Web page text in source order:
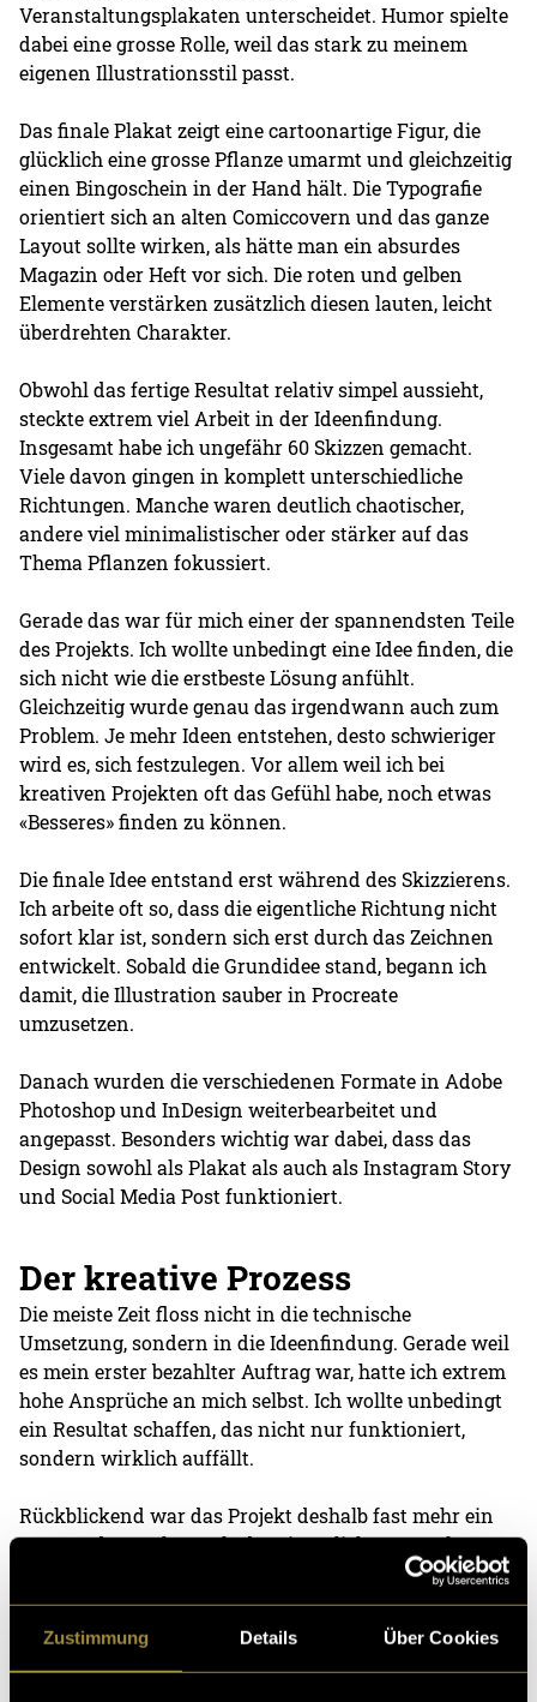
Zustimmung Details Über Cookies
Veranstaltungsplakaten unterscheidet. Humor spielte
dabei eine grosse Rolle, weil das stark zu meinem
eigenen Illustrationsstil passt.
Das finale Plakat zeigt eine cartoonartige Figur, die
glücklich eine grosse Pflanze umarmt und gleichzeitig
einen Bingoschein in der Hand hält. Die Typografie
orientiert sich an alten Comiccovern und das ganze
Layout sollte wirken, als hätte man ein absurdes
Magazin oder Heft vor sich. Die roten und gelben
Elemente verstärken zusätzlich diesen lauten, leicht
überdrehten Charakter.
Obwohl das fertige Resultat relativ simpel aussieht,
steckte extrem viel Arbeit in der Ideenfindung.
Insgesamt habe ich ungefähr 60 Skizzen gemacht.
Viele davon gingen in komplett unterschiedliche
Richtungen. Manche waren deutlich chaotischer,
andere viel minimalistischer oder stärker auf das
Thema Pflanzen fokussiert.
Gerade das war für mich einer der spannendsten Teile
des Projekts. Ich wollte unbedingt eine Idee finden, die
sich nicht wie die erstbeste Lösung anfühlt.
Gleichzeitig wurde genau das irgendwann auch zum
Problem. Je mehr Ideen entstehen, desto schwieriger
wird es, sich festzulegen. Vor allem weil ich bei
kreativen Projekten oft das Gefühl habe, noch etwas
«Besseres» finden zu können.
Die finale Idee entstand erst während des Skizzierens.
Ich arbeite oft so, dass die eigentliche Richtung nicht
sofort klar ist, sondern sich erst durch das Zeichnen
entwickelt. Sobald die Grundidee stand, begann ich
damit, die Illustration sauber in Procreate
umzusetzen.
Danach wurden die verschiedenen Formate in Adobe
Photoshop und InDesign weiterbearbeitet und
angepasst. Besonders wichtig war dabei, dass das
Design sowohl als Plakat als auch als Instagram Story
und Social Media Post funktioniert.
Der kreative Prozess
Die meiste Zeit floss nicht in die technische
Umsetzung, sondern in die Ideenfindung. Gerade weil
es mein erster bezahlter Auftrag war, hatte ich extrem
hohe Ansprüche an mich selbst. Ich wollte unbedingt
ein Resultat schaffen, das nicht nur funktioniert,
sondern wirklich auffällt.
Rückblickend war das Projekt deshalb fast mehr ein
Prozess des Suchens als des eigentlichen Gestaltens.
Viele der frühen Ideen funktionierten zwar technisch,
fühlten sich aber nicht richtig an.